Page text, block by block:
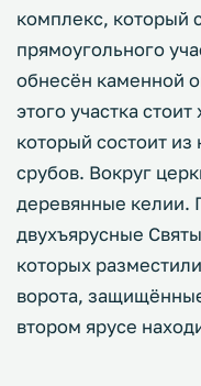
комплекс, который
прямоугольного
обнесён каменной
этого участка
который состоит
срубов. Вокруг
деревянные келии.
двухъярусные
которых
ворота,
втором ярусе